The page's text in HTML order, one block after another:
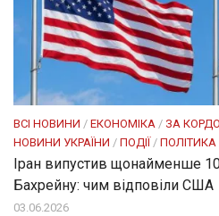
ВСІ НОВИНИ / ЕКОНОМІКА / ЗА
НОВИНИ УКРАЇНИ / ПОДІЇ / ПОЛІТИКА
Іран випустив щонайменше
Бахрейну: чим відповіли США
03.06.2026